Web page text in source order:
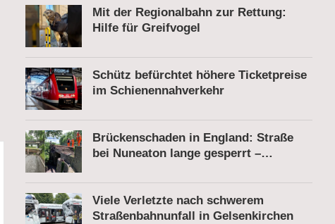
Mit der Regionalbahn zur Rettung:
Hilfe für Greifvogel
Schütz befürchtet höhere Ticketpreise
im Schienennahverkehr
Brückenschaden in England: Straße
bei Nuneaton lange gesperrt –
Viele Verletzte nach schwerem
Straßenbahnunfall in Gelsenkirchen